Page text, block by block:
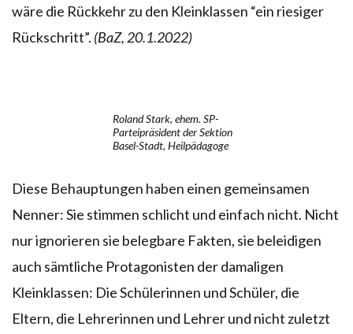
wäre die Rückkehr zu den Kleinklassen “ein riesiger
Rückschritt”. (BaZ, 20.1.2022)
Roland Stark, ehem. SP-
Parteipräsident der Sektion
Basel-Stadt, Heilpädagoge
Diese Behauptungen haben einen gemeinsamen
Nenner: Sie stimmen schlicht und einfach nicht. Nicht
nur ignorieren sie belegbare Fakten, sie beleidigen
auch sämtliche Protagonisten der damaligen
Kleinklassen: Die Schülerinnen und Schüler, die
Eltern, die Lehrerinnen und Lehrer und nicht zuletzt